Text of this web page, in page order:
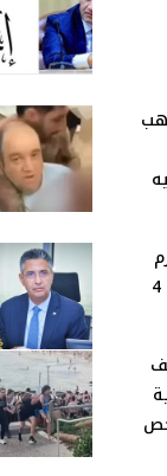
الأول لصفوف النقل: تبدأ 4